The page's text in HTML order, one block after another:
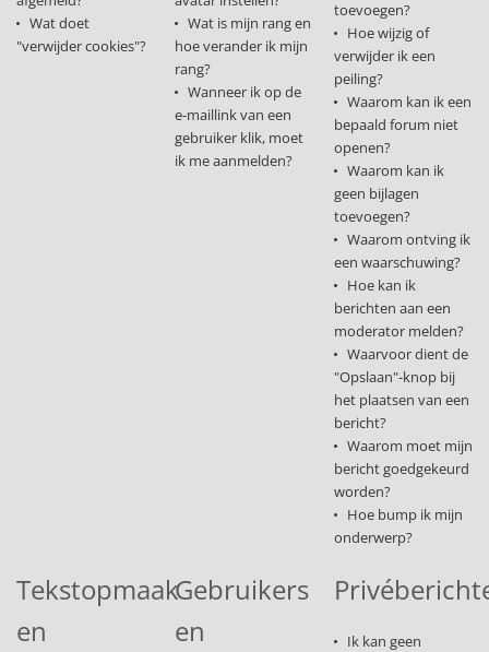
Wat doet
"verwijder cookies"?
Wat is mijn rang en
hoe verander ik mijn
rang?
Wanneer ik op de
e-maillink van een
gebruiker klik, moet
ik me aanmelden?
toevoegen?
Hoe wijzig of
verwijder ik een
peiling?
Waarom kan ik een
bepaald forum niet
openen?
Waarom kan ik
geen bijlagen
toevoegen?
Waarom ontving ik
een waarschuwing?
Hoe kan ik
berichten aan een
moderator melden?
Waarvoor dient de
"Opslaan"-knop bij
het plaatsen van een
bericht?
Waarom moet mijn
bericht goedgekeurd
worden?
Hoe bump ik mijn
onderwerp?
Tekstopmaak
en
Gebruikers
en
Ik kan geen